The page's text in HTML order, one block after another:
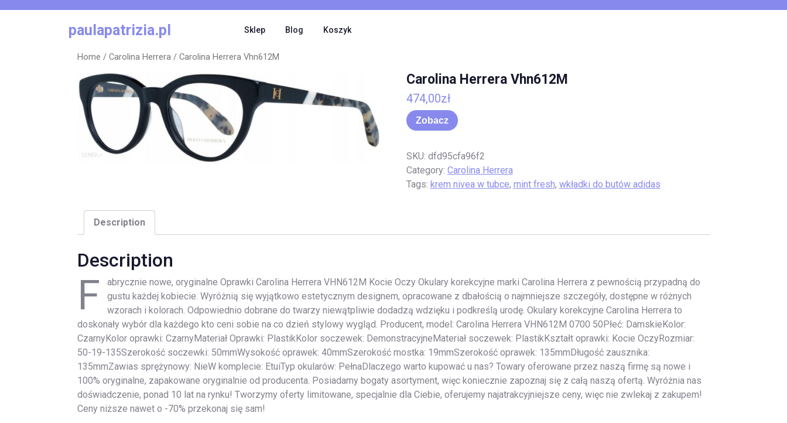
paulapatrizia.pl Sklep Blog Koszyk
Home / Carolina Herrera / Carolina Herrera Vhn612M
Carolina Herrera Vhn612M
474,00zł
Zobacz
SKU: dfd95cfa96f2
Category: Carolina Herrera
Tags: krem nivea w tubce, mint fresh, wkładki do butów adidas
Description
Description
F
abrycznie nowe, oryginalne Oprawki Carolina Herrera VHN612M Kocie Oczy Okulary korekcyjne marki Carolina Herrera z pewnością przypadną do
gustu każdej kobiecie. Wyróżnią się wyjątkowo estetycznym designem, opracowane z dbałością o najmniejsze szczegóły, dostępne w różnych
wzorach i kolorach. Odpowiednio dobrane do twarzy niewątpliwie dodadzą wdzięku i podkreślą urodę. Okulary korekcyjne Carolina Herrera to
doskonały wybór dla każdego kto ceni sobie na co dzień stylowy wygląd. Producent, model: Carolina Herrera VHN612M 0700 50Płeć: DamskieKolor:
CzarnyKolor oprawki: CzarnyMateriał Oprawki: PlastikKolor soczewek: DemonstracyjneMateriał soczewek: PlastikKształt oprawki: Kocie OczyRozmiar:
50-19-135Szerokość soczewki: 50mmWysokość oprawek: 40mmSzerokość mostka: 19mmSzerokość oprawek: 135mmDługość zausznika:
135mmZawias sprężynowy: NieW komplecie: EtuiTyp okularów: PełnaDlaczego warto kupować u nas? Towary oferowane przez naszą firmę są nowe i
100% oryginalne, zapakowane oryginalnie od producenta. Posiadamy bogaty asortyment, więc koniecznie zapoznaj się z całą naszą ofertą. Wyróżnia nas
doświadczenie, ponad 10 lat na rynku! Tworzymy oferty limitowane, specjalnie dla Ciebie, oferujemy najatrakcyjniejsze ceny, więc nie zwlekaj z zakupem!
Ceny niższe nawet o -70% przekonaj się sam!